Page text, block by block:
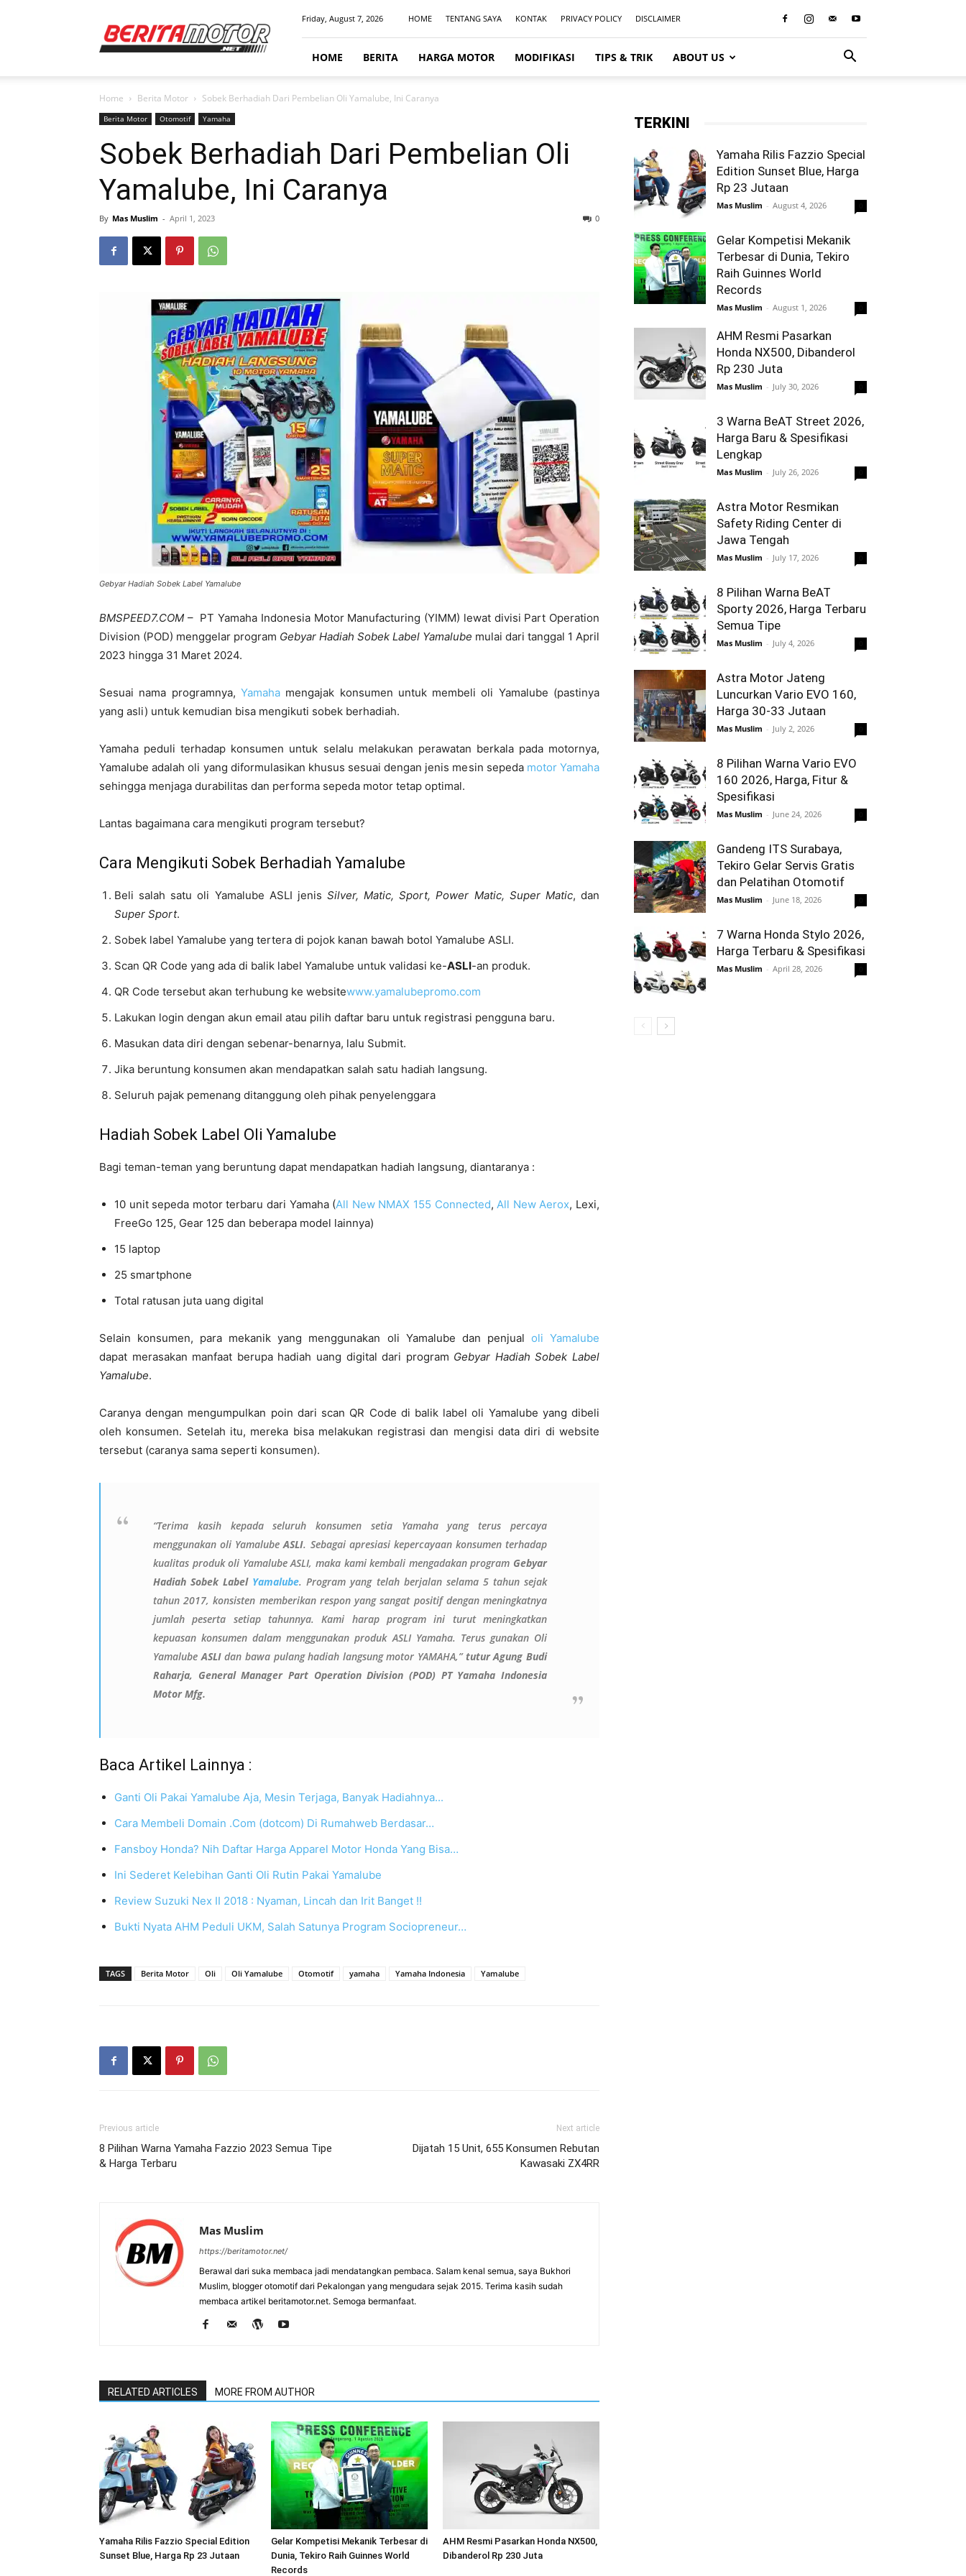
Friday, August 7, 2026 HOME TENTANG SAYA KONTAK PRIVACY POLICY DISCLAIMER
HOME BERITA HARGA MOTOR MODIFIKASI TIPS & TRIK ABOUT US
Home Berita Motor Sobek Berhadiah Dari Pembelian Oli Yamalube, Ini Caranya
Berita Motor Otomotif Yamaha
Sobek Berhadiah Dari Pembelian Oli
Yamalube, Ini Caranya
By Mas Muslim - April 1, 2023 0
Gebyar Hadiah Sobek Label Yamalube
BMSPEED7.COM – PT Yamaha Indonesia Motor Manufacturing (YIMM) lewat divisi Part Operation
Division (POD) menggelar program Gebyar Hadiah Sobek Label Yamalube mulai dari tanggal 1 April
2023 hingga 31 Maret 2024.
Sesuai nama programnya, Yamahamengajak konsumen untuk membeli oli Yamalube (pastinya
yang asli) untuk kemudian bisa mengikuti sobek berhadiah.
Yamaha peduli terhadap konsumen untuk selalu melakukan perawatan berkala pada motornya,
Yamalube adalah oli yang diformulasikan khusus sesuai dengan jenis mesin sepeda motor Yamaha
sehingga menjaga durabilitas dan performa sepeda motor tetap optimal.
Lantas bagaimana cara mengikuti program tersebut?
Cara Mengikuti Sobek Berhadiah Yamalube
Beli salah satu oli Yamalube ASLI jenis Silver, Matic, Sport, Power Matic, Super Matic, dan
Super Sport.
Sobek label Yamalube yang tertera di pojok kanan bawah botol Yamalube ASLI.
Scan QR Code yang ada di balik label Yamalube untuk validasi ke-ASLI-an produk.
QR Code tersebut akan terhubung ke websitewww.yamalubepromo.com
Lakukan login dengan akun email atau pilih daftar baru untuk registrasi pengguna baru.
Masukan data diri dengan sebenar-benarnya, lalu Submit.
Jika beruntung konsumen akan mendapatkan salah satu hadiah langsung.
Seluruh pajak pemenang ditanggung oleh pihak penyelenggara
Hadiah Sobek Label Oli Yamalube
Bagi teman-teman yang beruntung dapat mendapatkan hadiah langsung, diantaranya :
10 unit sepeda motor terbaru dari Yamaha (All New NMAX 155 Connected,All New Aerox, Lexi,
FreeGo 125, Gear 125 dan beberapa model lainnya)
15 laptop
25 smartphone
Total ratusan juta uang digital
Selain konsumen, para mekanik yang menggunakan oli Yamalube dan penjual oli Yamalube
dapat merasakan manfaat berupa hadiah uang digital dari program Gebyar Hadiah Sobek Label
Yamalube.
Caranya dengan mengumpulkan poin dari scan QR Code di balik label oli Yamalube yang dibeli
oleh konsumen. Setelah itu, mereka bisa melakukan registrasi dan mengisi data diri di website
tersebut (caranya sama seperti konsumen).
“Terima kasih kepada seluruh konsumen setia Yamaha yang terus percaya
menggunakan oli YamalubeASLI. Sebagai apresiasi kepercayaan konsumen terhadap
kualitas produk oli Yamalube ASLI, maka kami kembali mengadakan program Gebyar
Hadiah Sobek Label Yamalube. Program yang telah berjalan selama 5 tahun sejak
tahun 2017, konsisten memberikan respon yang sangat positif dengan meningkatnya
jumlah peserta setiap tahunnya. Kami harap program ini turut meningkatkan
kepuasan konsumen dalam menggunakan produk ASLI Yamaha. Terus gunakan Oli
YamalubeASLIdan bawa pulang hadiah langsung motor YAMAHA,”tutur Agung Budi
Raharja, General Manager Part Operation Division (POD) PT Yamaha Indonesia
Motor Mfg.
Baca Artikel Lainnya :
Ganti Oli Pakai Yamalube Aja, Mesin Terjaga, Banyak Hadiahnya...
Cara Membeli Domain .Com (dotcom) Di Rumahweb Berdasar…
Fansboy Honda? Nih Daftar Harga Apparel Motor Honda Yang Bisa…
Ini Sederet Kelebihan Ganti Oli Rutin Pakai Yamalube
Review Suzuki Nex II 2018 : Nyaman, Lincah dan Irit Banget !!
Bukti Nyata AHM Peduli UKM, Salah Satunya Program Sociopreneur…
TAGS Berita Motor Oli Oli Yamalube Otomotif yamaha Yamaha Indonesia Yamalube
Previous article
8 Pilihan Warna Yamaha Fazzio 2023 Semua Tipe
& Harga Terbaru
Next article
Dijatah 15 Unit, 655 Konsumen Rebutan
Kawasaki ZX4RR
Mas Muslim
https://beritamotor.net/
Berawal dari suka membaca jadi mendatangkan pembaca. Salam kenal semua, saya Bukhori
Muslim, blogger otomotif dari Pekalongan yang mengudara sejak 2015. Terima kasih sudah
membaca artikel beritamotor.net. Semoga bermanfaat.
RELATED ARTICLES MORE FROM AUTHOR
Yamaha Rilis Fazzio Special Edition
Sunset Blue, Harga Rp 23 Jutaan
Gelar Kompetisi Mekanik Terbesar di
Dunia, Tekiro Raih Guinnes World
Records
AHM Resmi Pasarkan Honda NX500,
Dibanderol Rp 230 Juta
TERKINI
Yamaha Rilis Fazzio Special
Edition Sunset Blue, Harga
Rp 23 Jutaan
Mas Muslim - August 4, 2026
Gelar Kompetisi Mekanik
Terbesar di Dunia, Tekiro
Raih Guinnes World
Records
Mas Muslim - August 1, 2026
AHM Resmi Pasarkan
Honda NX500, Dibanderol
Rp 230 Juta
Mas Muslim - July 30, 2026
3 Warna BeAT Street 2026,
Harga Baru & Spesifikasi
Lengkap
Mas Muslim - July 26, 2026
Astra Motor Resmikan
Safety Riding Center di
Jawa Tengah
Mas Muslim - July 17, 2026
8 Pilihan Warna BeAT
Sporty 2026, Harga Terbaru
Semua Tipe
Mas Muslim - July 4, 2026
Astra Motor Jateng
Luncurkan Vario EVO 160,
Harga 30-33 Jutaan
Mas Muslim - July 2, 2026
8 Pilihan Warna Vario EVO
160 2026, Harga, Fitur &
Spesifikasi
Mas Muslim - June 24, 2026
Gandeng ITS Surabaya,
Tekiro Gelar Servis Gratis
dan Pelatihan Otomotif
Mas Muslim - June 18, 2026
7 Warna Honda Stylo 2026,
Harga Terbaru & Spesifikasi
Mas Muslim - April 28, 2026